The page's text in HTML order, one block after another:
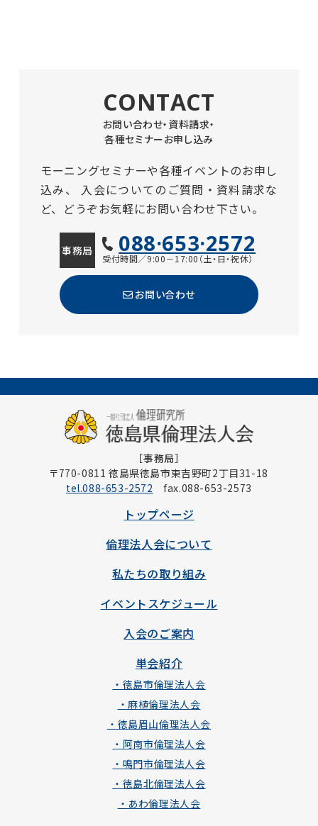
CONTACT
お問い合わせ・資料請求・
各種セミナーお申し込み
モーニングセミナーや各種イベントのお申し
込み、
入会についてのご質問・資料請求な
ど、どうぞお気軽にお問い合わせ下さい。
事務局 088·653·2572
受付時間／9:00－17:00（土・日・祝休）
お問い合わせ
［事務局］
〒770-0811 徳島県徳島市東吉野町2丁目31-18
tel.088-653-2572 fax.088-653-2573
トップページ
倫理法人会について
私たちの取り組み
イベントスケジュール
入会のご案内
単会紹介
・徳島市倫理法人会
・麻植倫理法人会
・徳島眉山倫理法人会
・阿南市倫理法人会
・鳴門市倫理法人会
・徳島北倫理法人会
・あわ倫理法人会